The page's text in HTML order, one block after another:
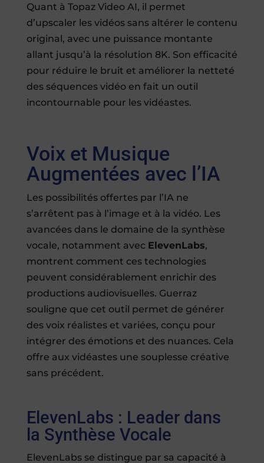
Quant à Topaz Video AI, il permet
d’upscaler les vidéos sans altérer le contenu
original, avec une puissance montante
allant jusqu’à la résolution 8K. Son efficacité
pour réduire le bruit et améliorer la netteté
des séquences vidéo en fait un outil
incontournable pour les vidéastes.
Voix et Musique
Augmentées avec l’IA
Les possibilités offertes par l’IA ne
s’arrêtent pas à l’image et à la vidéo. Les
avancées dans le domaine de la synthèse
vocale, notamment avec ElevenLabs,
montrent comment ces technologies
peuvent considérablement enrichir des
productions audiovisuelles. Guerraz
souligne que cet outil permet de générer
des voix réalistes et variées, conçu pour
intégrer des émotions et des nuances. Cela
offre aux vidéastes une souplesse créative
sans précédent.
ElevenLabs : Leader dans
la Synthèse Vocale
ElevenLabs se distingue par sa capacité à